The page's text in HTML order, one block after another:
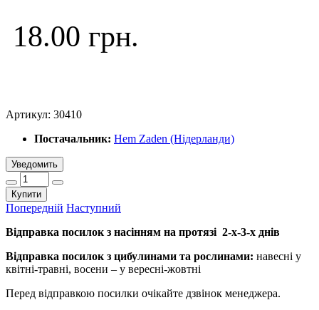
18.00 грн.
Артикул: 30410
Постачальник: Hem Zaden (Нідерланди)
Уведомить
Купити
Попередній Наступний
Відправка посилок з насінням на протязі 2-х-3-х днів
Відправка посилок з цибулинами та рослинами: навесні у
квітні-травні, восени – у вересні-жовтні
Перед відправкою посилки очікайте дзвінок менеджера.